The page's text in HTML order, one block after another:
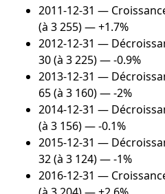
2011-12-31 —
(à 3 255) — +1.7%
2012-12-31 —
30 (à 3 225) — -0.9%
2013-12-31 —
65 (à 3 160) — -2%
2014-12-31 —
(à 3 156) — -0.1%
2015-12-31 —
32 (à 3 124) — -1%
2016-12-31 —